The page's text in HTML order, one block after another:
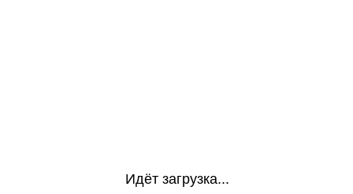
Идёт загрузка...